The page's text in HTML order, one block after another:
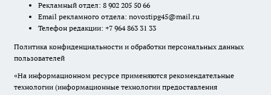
Рекламный отдел: 8 902 205 50 66
Email рекламного отдела: novostipg45@mail.ru
Телефон редакции: +7 964 863 31 33
Политика конфиденциальности и обработки персональных данных
пользователей
«На информационном ресурсе применяются рекомендательные
технологии (информационные технологии предоставления